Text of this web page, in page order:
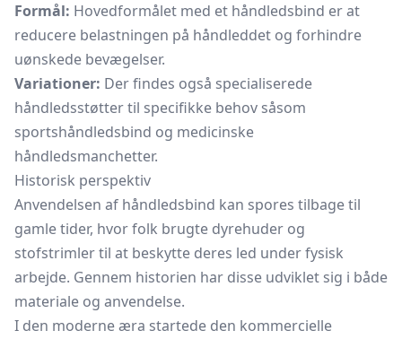
Formål: Hovedformålet med et håndledsbind er at
reducere belastningen på håndleddet og forhindre
uønskede bevægelser.
Variationer: Der findes også specialiserede
håndledsstøtter til specifikke behov såsom
sportshåndledsbind og medicinske
håndledsmanchetter.
Historisk perspektiv
Anvendelsen af håndledsbind kan spores tilbage til
gamle tider, hvor folk brugte dyrehuder og
stofstrimler til at beskytte deres led under fysisk
arbejde. Gennem historien har disse udviklet sig i både
materiale og anvendelse.
I den moderne æra startede den kommercielle